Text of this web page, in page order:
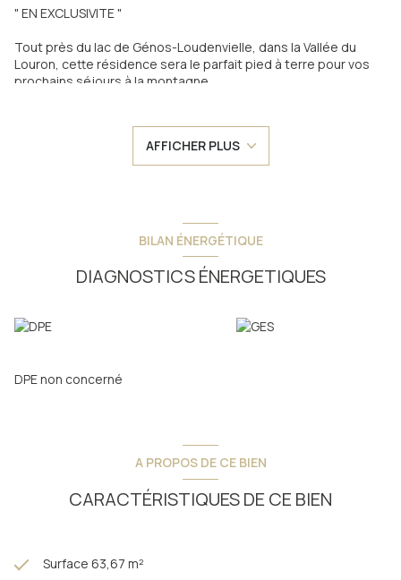
" EN EXCLUSIVITE "
Tout près du lac de Génos-Loudenvielle, dans la Vallée du
Louron, cette résidence sera le parfait pied à terre pour vos
prochains séjours à la montagne.
La résidence L'Orée du Château sera composée de deux
bâtiments comprenant 9 appartements chacun.
deuxième étage, profite d'une double exposition sud-ouest.
Il propose une configuration optimale avec une surface
Au premier niveau : Une entrée avec placard, une pièce de vie
d'environ 25m² avec espace cuisine et espace salon, une
A l'étage : une chambre, un coin montagne fermé avec velux
pouvant accueillir des couchages supplémentaires, et une
Le lot comprend également une place de parking, et un cellier
attenant de 4m² et un casier à ski.
AFFICHER PLUS
BILAN ÉNERGÉTIQUE
DIAGNOSTICS ÉNERGETIQUES
DPE non concerné
A PROPOS DE CE BIEN
CARACTÉRISTIQUES DE CE BIEN
Surface 63,67 m²